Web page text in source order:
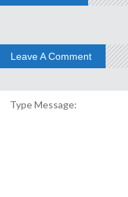
Leave A Comment